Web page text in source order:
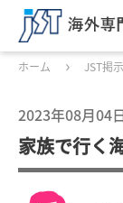
ホーム JST掲
2023年08月04
家族で行く